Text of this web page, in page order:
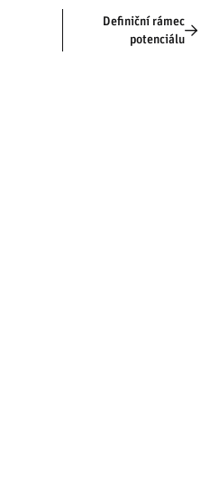
Definiční rámec
potenciálu